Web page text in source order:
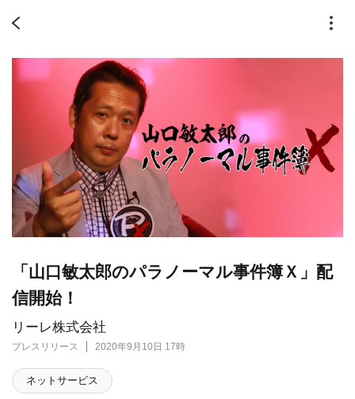
リーレ株式会社
プレスリリース 2020年9月10日 17時
「山口敏太郎のパラノーマル事件簿Ｘ」配
信開始！
ネットサービス